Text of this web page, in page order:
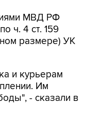
МВД РФ
ч. 4 ст. 159
размере) УК
и курьерам
Им
- сказали в